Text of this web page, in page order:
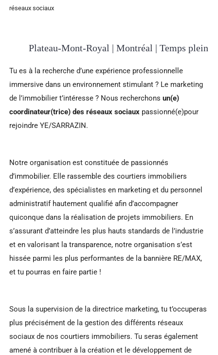
réseaux sociaux
Plateau-Mont-Royal | Montréal | Temps plein
Tu es à la recherche d’une expérience professionnelle
immersive dans un environnement stimulant ? Le marketing
de l’immobilier t’intéresse ? Nous recherchons un(e)
coordinateur(trice) des réseaux sociaux passionné(e)pour
rejoindre YE/SARRAZIN.
Notre organisation est constituée de passionnés
d’immobilier. Elle rassemble des courtiers immobiliers
d’expérience, des spécialistes en marketing et du personnel
administratif hautement qualifié afin d’accompagner
quiconque dans la réalisation de projets immobiliers. En
s’assurant d’atteindre les plus hauts standards de l’industrie
et en valorisant la transparence, notre organisation s’est
hissée parmi les plus performantes de la bannière RE/MAX,
et tu pourras en faire partie !
Sous la supervision de la directrice marketing, tu t’occuperas
plus précisément de la gestion des différents réseaux
sociaux de nos courtiers immobiliers. Tu seras également
amené à contribuer à la création et le développement de